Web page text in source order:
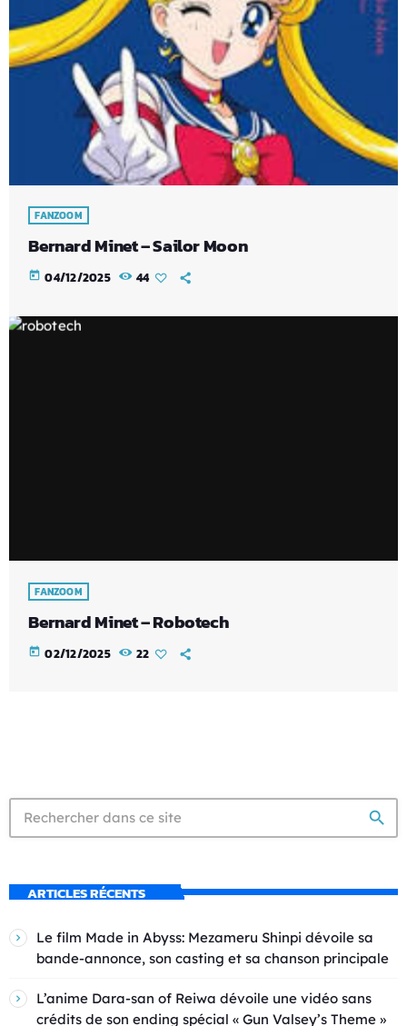
FANZOOM
Bernard Minet – Sailor Moon
today 04/12/2025 44
FANZOOM
Bernard Minet – Robotech
today 02/12/2025 22
search
ARTICLES RÉCENTS
Le film Made in Abyss: Mezameru Shinpi dévoile sa
bande-annonce, son casting et sa chanson principale
L’anime Dara-san of Reiwa dévoile une vidéo sans
crédits de son ending spécial « Gun Valsey’s Theme »